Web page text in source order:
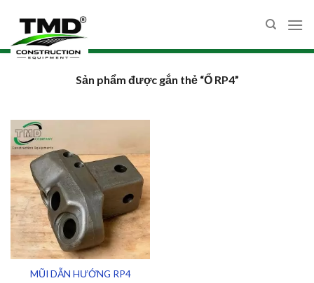
content
Sản phẩm được gắn thẻ “Ổ RP4”
MŨI DẪN HƯỚNG RP4